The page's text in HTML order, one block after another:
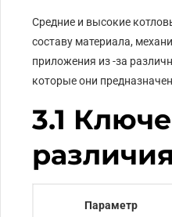
Средние и высокие
составу материала,
приложения из -за
которые они
3.1
различия
Параметр